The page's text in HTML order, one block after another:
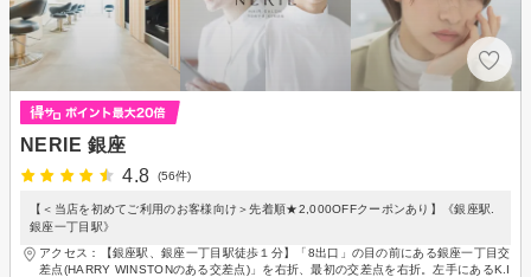
NERIE 銀座
4.8
(56件)
【＜当店を初めてご利用のお客様向け＞先着順★2,000OFFクーポンあり】《銀座駅.
銀座一丁目駅》
アクセス：【銀座駅、銀座一丁目駅徒歩１分】「8出口」の目の前にある銀座一丁目交
差点(HARRY WINSTONのある交差点)」を右折、最初の交差点を右折。左手にあるK.I